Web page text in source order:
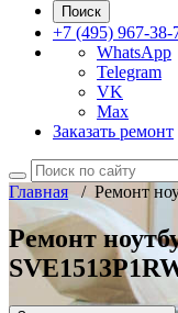
Поиск
+7 (495) 967-38-
WhatsApp
Telegram
VK
Max
Заказать ремонт
Главная/ Ремонт
Ремонт